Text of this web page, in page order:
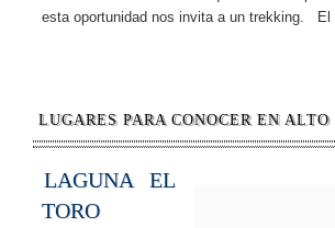
esta oportunidad nos invita a un trekking. El
LUGARES PARA CONOCER EN ALTO
LAGUNA EL
TORO